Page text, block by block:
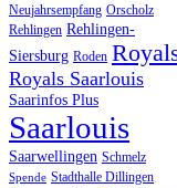
Neujahrsempfang Orscholz
Rehlingen Rehlingen-
Siersburg Roden
Royals Saarlouis
Saarinfos Plus
Saarlouis
Saarwellingen Schmelz
Spende Stadthalle Dillingen